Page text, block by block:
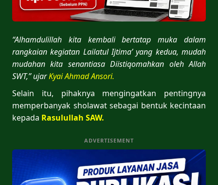
“Alhamdulillah kita kembali bertatap muka dalam
rangkaian kegiatan Lailatul Ijtima’ yang kedua, mudah
mudahan kita senantiasa Diistiqomahkan oleh Allah
SWT,” ujarKyai Ahmad Ansori.
Selain itu, pihaknya mengingatkan pentingnya
memperbanyak sholawat sebagai bentuk kecintaan
kepada Rasulullah SAW.
ADVERTISEMENT